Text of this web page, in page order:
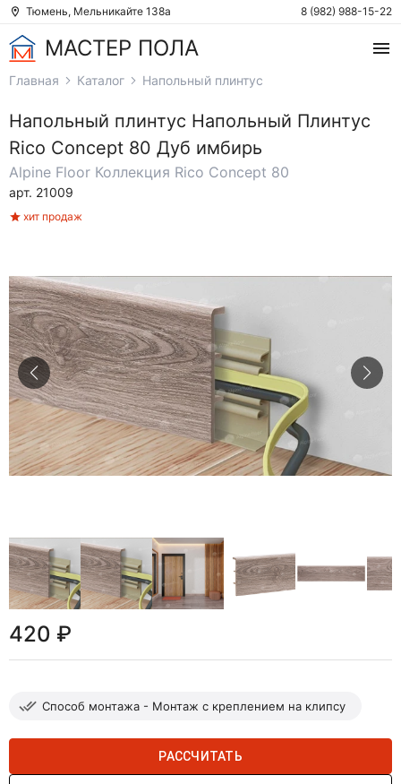
Тюмень, Мельникайте 138а 8 (982) 988-15-22
МАСТЕР ПОЛА
Главная Каталог Напольный плинтус
Напольный плинтус Напольный Плинтус
Rico Concept 80 Дуб имбирь
Alpine Floor Коллекция Rico Concept 80
арт. 21009
хит продаж
420 ₽
Способ монтажа - Монтаж с креплением на клипсу
РАССЧИТАТЬ